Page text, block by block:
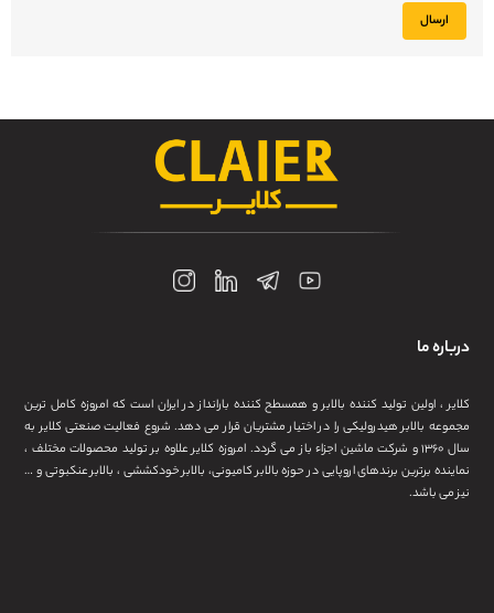
ارسال
درباره ما
کلایر ، اولین تولید کننده بالابر و همسطح کننده بارانداز در ایران است که امروزه کامل ترین
مجموعه بالابر هیدرولیکی را در اختیار مشتریان قرار می دهد. شروع فعالیت صنعتی کلایر به
سال ۱۳۶۰ و شرکت ماشین اجزاء باز می گردد. امروزه کلایر علاوه بر تولید محصولات مختلف ،
نماینده برترین برندهای اروپایی در حوزه بالابر کامیونی، بالابر خودکششی ، بالابر عنکبوتی و …
نیز می باشد.